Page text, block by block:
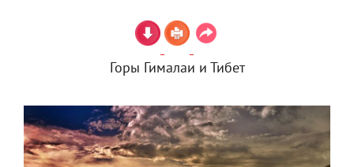
Горы Гималаи и Тибет